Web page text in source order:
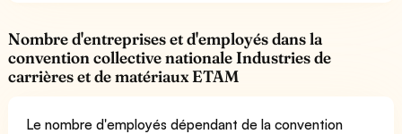
Nombre d'entreprises et d'employés dans la
convention collective nationale Industries de
carrières et de matériaux ETAM
Le nombre d'employés dépendant de la convention